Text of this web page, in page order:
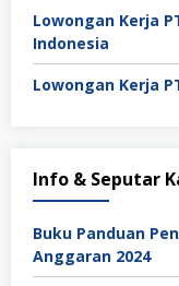
Lowongan Kerja
Indonesia
Lowongan Kerja
Info & Seputar
Buku Panduan
Anggaran 2024